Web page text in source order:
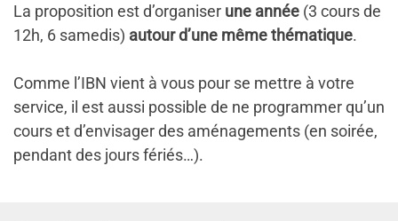
La proposition est d’organiser une année (3 cours de
12h, 6 samedis) autour d’une même thématique.
Comme l’IBN vient à vous pour se mettre à votre
service, il est aussi possible de ne programmer qu’un
cours et d’envisager des aménagements (en soirée,
pendant des jours fériés…).